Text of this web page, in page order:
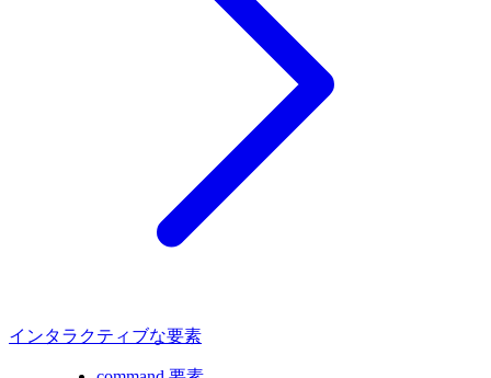
インタラクティブな要素